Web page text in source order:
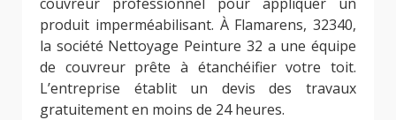
produit imperméabilisant. À Flamarens, 32340,
la société Nettoyage Peinture 32 a une équipe
de couvreur prête à étanchéifier votre toit.
L’entreprise établit un devis des travaux
gratuitement en moins de 24 heures.